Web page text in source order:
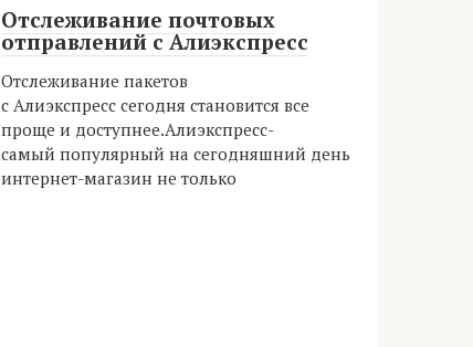
Отслеживание почтовых
отправлений с Алиэкспресс
Отслеживание пакетов
с Алиэкспресс сегодня становится все
проще и доступнее.Алиэкспресс-
самый популярный на сегодняшний день
интернет-магазин не только